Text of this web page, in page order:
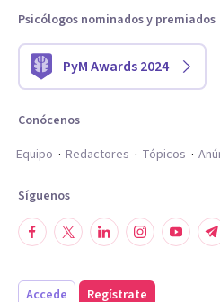
Psicólogos nominados y premiados
PyM Awards 2024
Conócenos
Equipo
Redactores Tópicos
Síguenos
Accede Regístrate